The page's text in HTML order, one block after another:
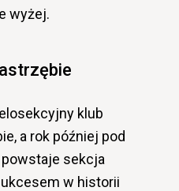
wyżej.
klub
a rok później pod
sekcja
w historii